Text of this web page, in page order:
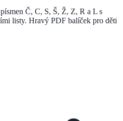
Č, C, S, Š, Ž, Z, R a L s
listy. Hravý PDF balíček pro děti